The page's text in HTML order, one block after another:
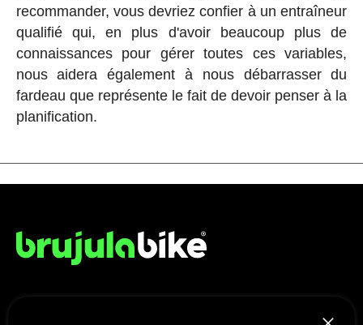
recommander, vous devriez confier à un entraîneur
qualifié qui, en plus d'avoir beaucoup plus de
connaissances pour gérer toutes ces variables,
nous aidera également à nous débarrasser du
fardeau que représente le fait de devoir penser à la
planification.